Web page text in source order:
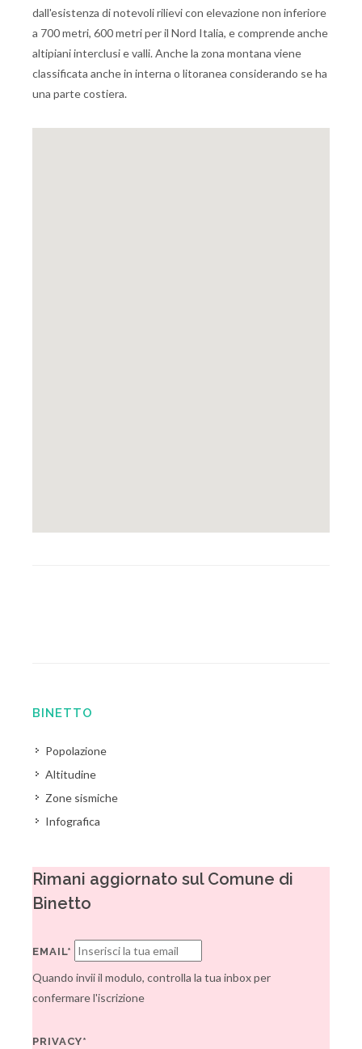
dall'esistenza di notevoli rilievi con elevazione non inferiore
a 700 metri, 600 metri per il Nord Italia, e comprende anche
altipiani interclusi e valli. Anche la zona montana viene
classificata anche in interna o litoranea considerando se ha
una parte costiera.
BINETTO
Popolazione
Altitudine
Zone sismiche
Infografica
Rimani aggiornato sul Comune di
Binetto
EMAIL*
Quando invii il modulo, controlla la tua inbox per
confermare l'iscrizione
PRIVACY*